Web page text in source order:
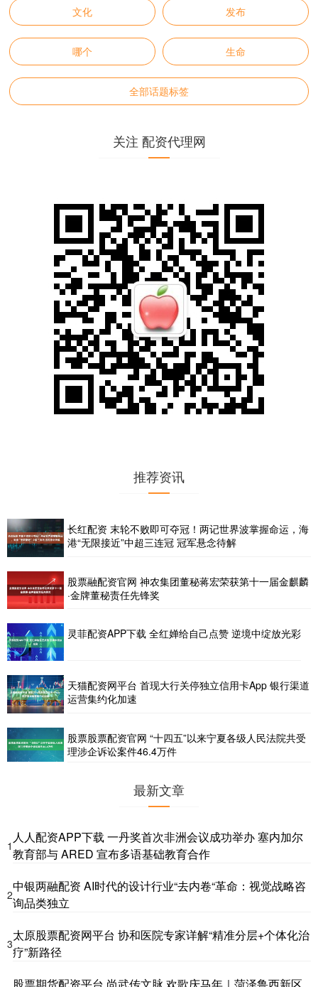
文化 发布
哪个 生命
全部话题标签
关注 配资代理网
推荐资讯
长红配资 末轮不败即可夺冠！两记世界波掌握命运，海
港“无限接近”中超三连冠 冠军悬念待解
股票融配资官网 神农集团董秘蒋宏荣获第十一届金麒麟
·金牌董秘责任先锋奖
灵菲配资APP下载 全红婵给自己点赞 逆境中绽放光彩
天猫配资网平台 首现大行关停独立信用卡App 银行渠道
运营集约化加速
股票股票配资官网 “十四五”以来宁夏各级人民法院共受
理涉企诉讼案件46.4万件
最新文章
1
人人配资APP下载 一丹奖首次非洲会议成功举办 塞内加尔
教育部与 ARED 宣布多语基础教育合作
2
中银两融配资 AI时代的设计行业“去内卷“革命：视觉战略咨
询品类独立
3
太原股票配资网平台 协和医院专家详解“精准分层+个体化治
疗”新路径
股票期货配资平台 尚武传文脉 欢歌庆马年｜菏泽鲁西新区